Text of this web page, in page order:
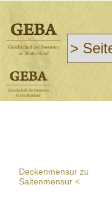
Deckenmensur zu
Saitenmensur <